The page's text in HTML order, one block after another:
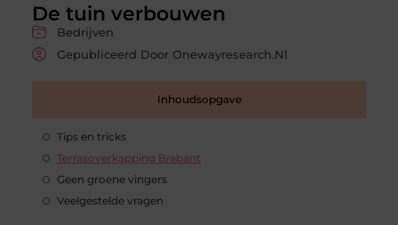
De tuin verbouwen
Bedrijven
Gepubliceerd Door Onewayresearch.nl
Inhoudsopgave
Tips en tricks
Terrasoverkapping Brabant
Geen groene vingers
Veelgestelde vragen